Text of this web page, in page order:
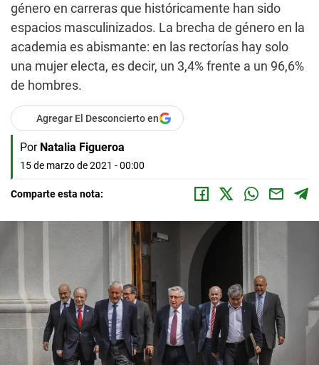
género en carreras que históricamente han sido
espacios masculinizados. La brecha de género en la
academia es abismante: en las rectorías hay solo
una mujer electa, es decir, un 3,4% frente a un 96,6%
de hombres.
Agregar El Desconcierto en
Por Natalia Figueroa
15 de marzo de 2021 - 00:00
Comparte esta nota: